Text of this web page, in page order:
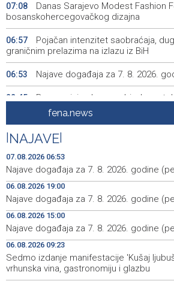
07:08
Danas Sarajevo Modest Fashion
bosanskohercegovačkog dizajna
06:57
Pojačan intenzitet saobraćaja,
graničnim prelazima na izlazu iz BiH
06:53 Najave događaja za 7. 8. 2026.
22:45
Borac minimalnom pobjedom
21:54
Bacačice kugle Bešlija i Baručija
juniorskog SP-a
20:36
Počeo memorijalni turnir
Branimir Mašić Bani'
20:26
Na Vilsonovom šetalištu u
luksuznih i sportskih automobila
20:01 Announcement of events for
19:55
Drugi Festival bakri okupio
Livna
fena.news
NAJAVE
07.08.2026 06:53
Najave događaja za 7. 8. 2026. godine
06.08.2026 19:00
Najave događaja za 7. 8. 2026. godine
06.08.2026 15:00
Najave događaja za 7. 8. 2026. godine
06.08.2026 09:23
Sedmo izdanje manifestacije 'Kušaj
vrhunska vina, gastronomiju i glazbu